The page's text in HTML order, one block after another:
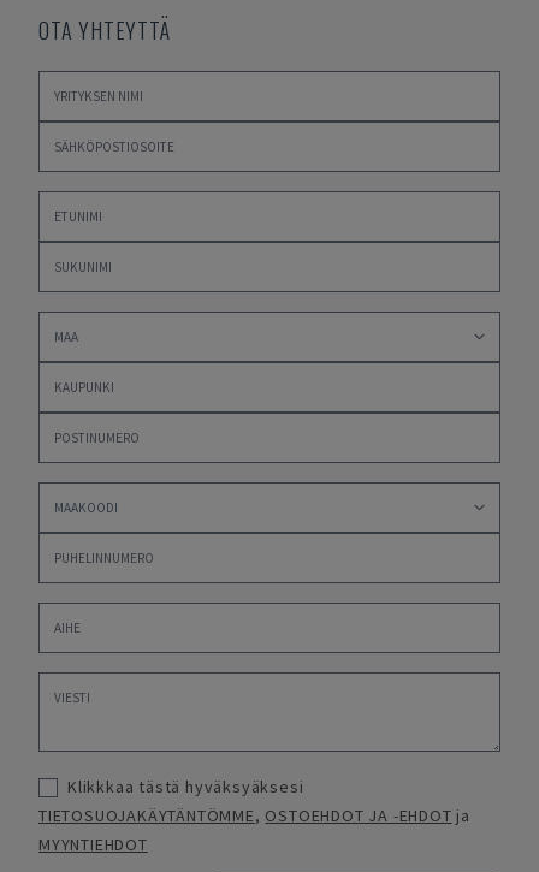
OTA YHTEYTTÄ
Klikkkaa tästä hyväksyäksesi
TIETOSUOJAKÄYTÄNTÖMME, OSTOEHDOT JA -EHDOT ja
MYYNTIEHDOT